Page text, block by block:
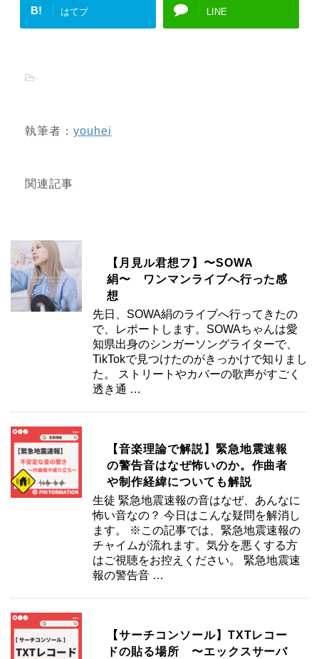
B! はてブ LINE
-
執筆者： youhei
関連記事
【月見ル君想フ】〜SOWA
絹〜 ワンマンライブへ行った感
想
先日、SOWA絹のライブへ行ってきたの
で、レポートします。SOWAちゃんは愛
知県出身のシンガーソングライターで、
TikTokで見つけたのがきっかけで知りまし
た。 ストリートやカバーの歌声がすごく
透き通 …
【音楽理論で解説】緊急地震速報
の警告音はなぜ怖いのか。作曲者
や制作経緯についても解説
生徒 緊急地震速報の音はなぜ、あんなに
怖い音なの？ 今日はこんな疑問を解消し
ます。 ※この記事では、緊急地震速報の
チャイムが流れます。気分を悪くする方
はご視聴をお控えください。 緊急地震速
報の警告音 …
【サーチコンソール】TXTレコー
ドの貼る場所 〜エックスサーバ